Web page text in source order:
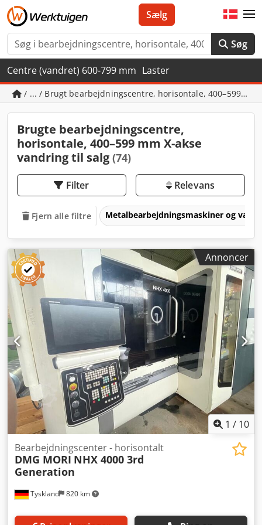
Søg
Sælg
Centre (vandret) 600-799 mm Laster
/ ... / Brugt bearbejdningscentre, horisontale, 400–599
Brugte bearbejdningscentre,
horisontale, 400–599 mm X-akse
vandring til salg (74)
Filter Relevans
Fjern alle filtre Metalbearbejdningsmaskiner og
Annoncer
1 / 10
Tyskland 820 km
Bearbejdningscenter - horisontalt
DMG MORI NHX 4000 3rd
Generation